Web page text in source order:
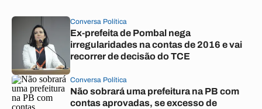
Conversa Política
Ex-prefeita de Pombal nega
irregularidades na contas de 2016 e vai
recorrer de decisão do TCE
Conversa Política
Não sobrará uma prefeitura na PB com
contas aprovadas, se excesso de